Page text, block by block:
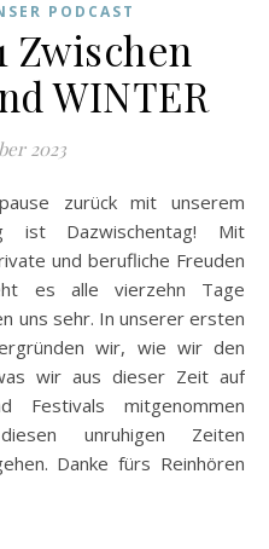
PODCAST
Zwischen
WINTER
2023
ist Dazwischentag! Mit
und berufliche Freuden
es alle vierzehn Tage
uns sehr. In unserer ersten
wir, wie wir den
wir aus dieser Zeit auf
Festivals mitgenommen
unruhigen Zeiten
Danke fürs Reinhören